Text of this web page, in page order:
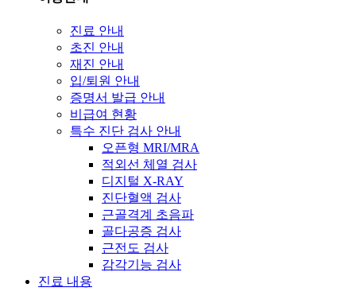
진료 안내
초진 안내
재진 안내
입/퇴원 안내
증명서 발급 안내
비급여 현황
특수 진단 검사 안내
오픈형 MRI/MRA
적외선 체열 검사
디지털 X-RAY
진단혈액 검사
근골격계 초음파
골다공증 검사
근전도 검사
감각기능 검사
진료 내용